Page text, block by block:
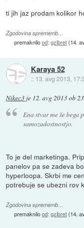
ti jih jaz prodam kolikor
Zgodovina sprememb…
premaknilood:gzibret(14.
Karaya 52
:: 13. avg 2013,
Nikec3 je 12. avg 2013 ob
Ena stvar me še bega
samozadostnostjo.
To je del marketinga.
panelov pa se zadeva
hyperloopa. Skrbi me
potrebuje se ubezni rov
Zgodovina sprememb…
premaknilood:gzibret(14.